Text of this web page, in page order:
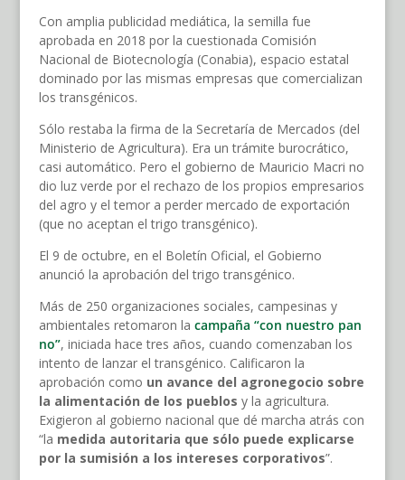
Con amplia publicidad mediática, la semilla fue
aprobada en 2018 por la cuestionada Comisión
Nacional de Biotecnología (Conabia), espacio estatal
dominado por las mismas empresas que comercializan
los transgénicos.
Sólo restaba la firma de la Secretaría de Mercados (del
Ministerio de Agricultura). Era un trámite burocrático,
casi automático. Pero el gobierno de Mauricio Macri no
dio luz verde por el rechazo de los propios empresarios
del agro y el temor a perder mercado de exportación
(que no aceptan el trigo transgénico).
El 9 de octubre, en el Boletín Oficial, el Gobierno
anunció la aprobación del trigo transgénico.
Más de 250 organizaciones sociales, campesinas y
ambientales retomaron la campaña “con nuestro pan
no”, iniciada hace tres años, cuando comenzaban los
intento de lanzar el transgénico. Calificaron la
aprobación como un avance del agronegocio sobre
la alimentación de los pueblos y la agricultura.
Exigieron al gobierno nacional que dé marcha atrás con
“la medida autoritaria que sólo puede explicarse
por la sumisión a los intereses corporativos”.